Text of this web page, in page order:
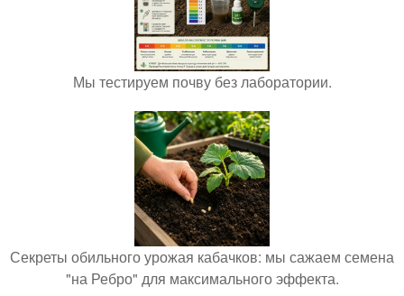
Мы тестируем почву без лаборатории.
Секреты обильного урожая кабачков: мы сажаем семена
"на Ребро" для максимального эффекта.